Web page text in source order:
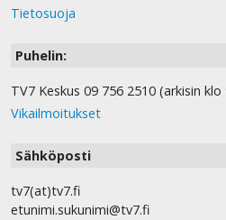
Tietosuoja
Puhelin:
TV7 Keskus 09 756 2510 (arkisin
Vikailmoitukset
Sähköposti
tv7(at)tv7.fi
etunimi.sukunimi@tv7.fi